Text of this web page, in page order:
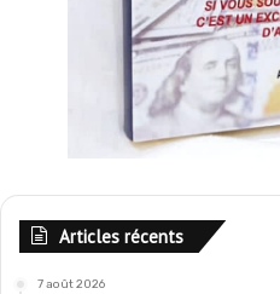
Articles récents
7 août 2026